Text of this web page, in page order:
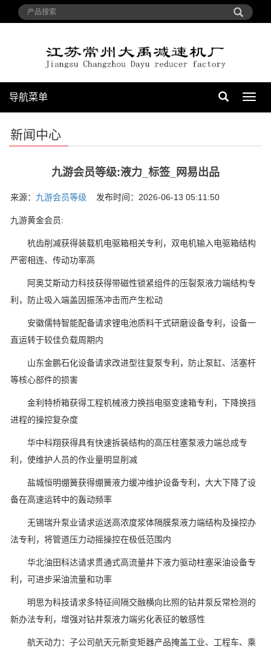
导
导航菜单
新闻中心
九游会员等级:液力_标签_网易出品
来源： 九游会员等级 发布时间：2026-06-13 05:11:50
九游黄金会员:
杭齿削减获得装载机电驱箱相关专利，双电机输入电驱箱结构
严密相连、传动功率高
阿奥艾斯动力科技获得带磁性锁紧组件的压裂泵液力端结构专
利，防止吸入端盖因振荡冲击而产生松动
安徽儒特智能配备请求锂电池质料干式研磨设备专利，设备一
直运转于较佳负载周期内
山东金鹏石化设备请求改进型往复泵专利，防止泵缸、活塞杆
等核心部件的损害
金利特桥箱获得工程机械液力换挡电驱变速箱专利，下降换挡
进程的操控复杂度
华中科翔获得具有快速拆装结构的高压柱塞泵液力端总成专
利，使维护人员的作业量明显削减
盐城恒明绷簧获得绷簧液力缓冲维护设备专利，大大下降了设
备在高速运转中的轰动频率
无锡瑞升泵业请求运送高浓度浆体隔膜泵液力端结构及操控办
法专利，将管道压力动摇操控在极低范围内
华北油田科达请求贯通式高流量井下液力驱动柱塞采油设备专
利，可进步采油流量和功率
明思为科技请求多特征间隔交融横向比照的钻井泵反常检测的
新办法专利，增强对钻井泵液力端劣化表征的敏感性
航天动力：子公司航天元新变矩器产品掩盖工业、工程车、乘